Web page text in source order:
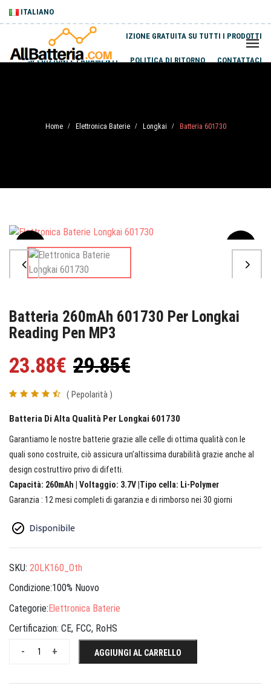
ITALIANO
SPEDIZIONE GRATUITA SU TUTTI I PRODOTTI
SPEDIZIONI E PAGAMENTI POLITICA DI RITORNO CONTATTACI
Home / Elettronica Baterie / Longkai / Batteria 601730
Sale
Batteria 260mAh 601730 Per Longkai
Reading Pen MP3
23.88€ 29.85€
( Pepolarità )
Batteria Di Alta Qualità Per Longkai 601730
Garantiamo le nostre batterie grazie alle celle di ottima qualità con le
quali sono costruite, ciò assicura un’altissima durabilità grazie anche al
design costruttivo privo di difetti.
Capacità: 260mAh | Voltaggio: 3.7V |Tipo cella: Li-Polymer
Garanzia : 12 mesi completi di garanzia e di rimborso nei 30 giorni
SKU: 20LK160_Oth
Condizione:100% Nuovo
Categorie:Elettronica Baterie
Certificazion: CE, FCC, RoHS
+
- AGGIUNGI AL CARRELLO